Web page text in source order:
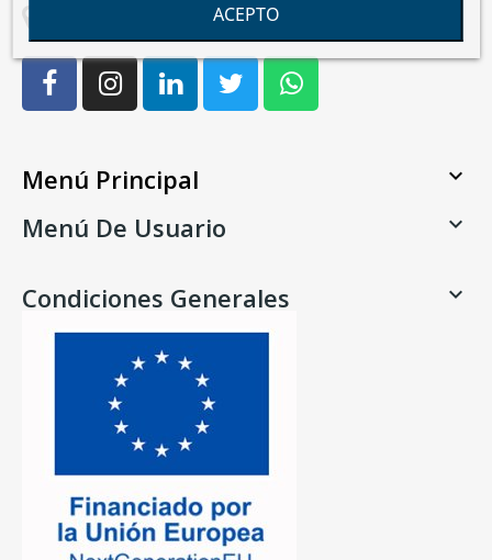
C/Laguna de Cameros, 7 28021 Madrid
Menú Principal 
Menú De Usuario 
Condiciones Generales 
ACEPTO